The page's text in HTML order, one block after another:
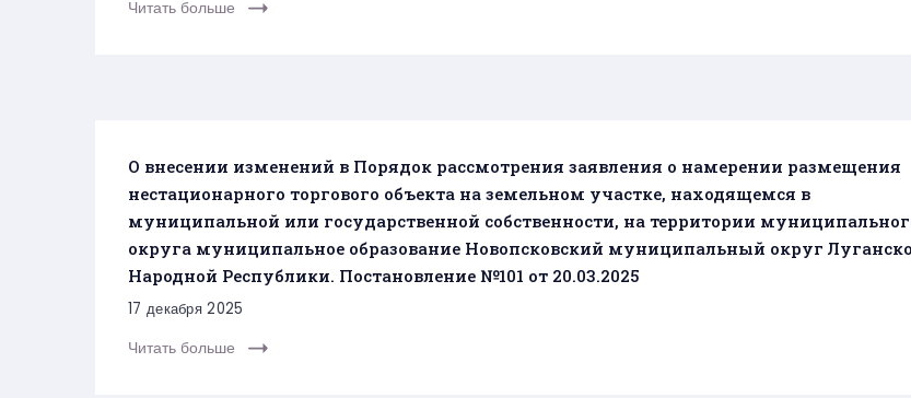
Читать больше
О внесении изменений в Порядок рассмотрения заявления о намерении размещения
нестационарного торгового объекта на земельном участке, находящемся в
муниципальной или государственной собственности, на территории
округа муниципальное образование Новопсковский муниципальный округ
Народной Республики. Постановление №101 от 20.03.2025
17 декабря 2025
Читать больше